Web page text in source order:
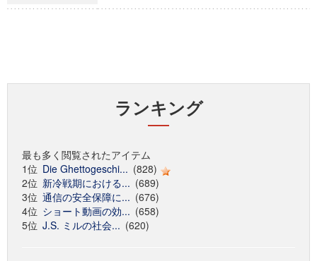
ランキング
最も多く閲覧されたアイテム
1位 Die Ghettogeschi... (828)
2位 新冷戦期における... (689)
3位 通信の安全保障に... (676)
4位 ショート動画の効... (658)
5位 J.S. ミルの社会... (620)